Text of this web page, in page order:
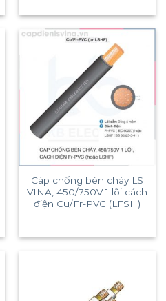
Cáp chống bén cháy LS
VINA, 450/750V 1 lõi cách
điện Cu/Fr-PVC (LFSH)